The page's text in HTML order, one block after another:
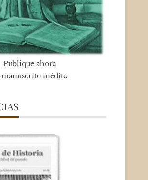
Publique ahora
manuscrito inédito